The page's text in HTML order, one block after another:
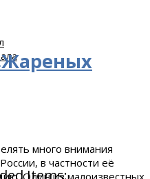
много внимания
в частности её
Один из малоизвестных